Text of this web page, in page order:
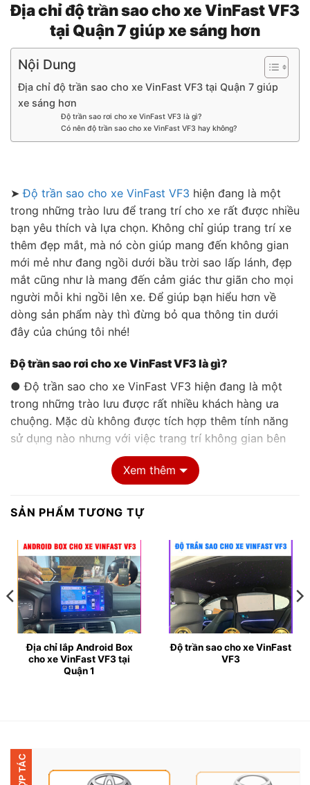
Địa chỉ độ trần sao cho xe VinFast VF3
tại Quận 7 giúp xe sáng hơn
Nội Dung
Địa chỉ độ trần sao cho xe VinFast VF3 tại Quận 7 giúp
xe sáng hơn
Độ trần sao rơi cho xe VinFast VF3 là gì?
Có nên độ trần sao cho xe VinFast VF3 hay không?
➤Độ trần sao cho xe VinFast VF3 hiện đang là một
trong những trào lưu để trang trí cho xe rất được nhiều
bạn yêu thích và lựa chọn. Không chỉ giúp trang trí xe
thêm đẹp mắt, mà nó còn giúp mang đến không gian
mới mẻ như đang ngồi dưới bầu trời sao lấp lánh, đẹp
mắt cũng như là mang đến cảm giác thư giãn cho mọi
người mỗi khi ngồi lên xe. Để giúp bạn hiểu hơn về
dòng sản phẩm này thì đừng bỏ qua thông tin dưới
đây của chúng tôi nhé!
Độ trần sao rơi cho xe VinFast VF3 là gì?
● Độ trần sao cho xe VinFast VF3 hiện đang là một
trong những trào lưu được rất nhiều khách hàng ưa
chuộng. Mặc dù không được tích hợp thêm tính năng
sử dụng nào nhưng với việc trang trí không gian bên
trong xe thêm bắt mắt và lấp lánh.
● Độ trần sao cho xe VinFast VF3 vẫn rất thu hút
được không ít sự quan tâm của các bạn chơi xe.
sao rơi là một kiểu trang trí giúp chiếc xe của bạn
thêm phần nổi bật. Sau khi độ trần sao xe của bạn sẽ
có dải màu sắc lấp lánh làm không gian bên trong
thêm phần lấp lánh, mới mẻ và thêm phần thư giãn cho
người ngồi bên trong.
Xem thêm
SẢN PHẨM TƯƠNG TỰ
Địa chỉ lắp Android Box
cho xe VinFast VF3 tại
Quận 1
Độ trần sao cho xe VinFast
VF3